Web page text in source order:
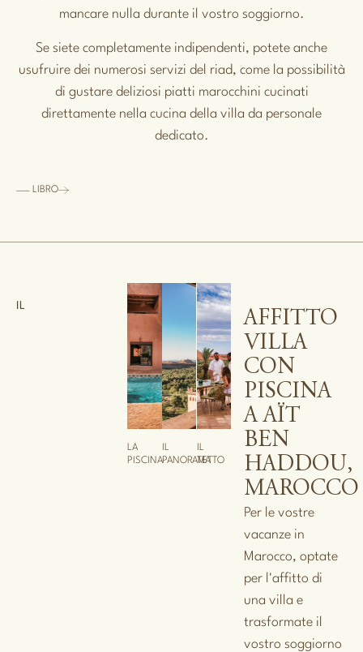
mancare nulla durante il vostro soggiorno.
Se siete completamente indipendenti, potete anche
usufruire dei numerosi servizi del riad, come la possibilità
di gustare deliziosi piatti marocchini cucinati
direttamente nella cucina della villa da personale
dedicato.
LIBRO
IL
LA
PISCINA
IL
PANORAMA
IL
TETTO
AFFITTO
VILLA
CON
PISCINA
A AÏT
BEN
HADDOU,
MAROCCO
Per le vostre
vacanze in
Marocco, optate
per l'affitto di
una villa e
trasformate il
vostro soggiorno